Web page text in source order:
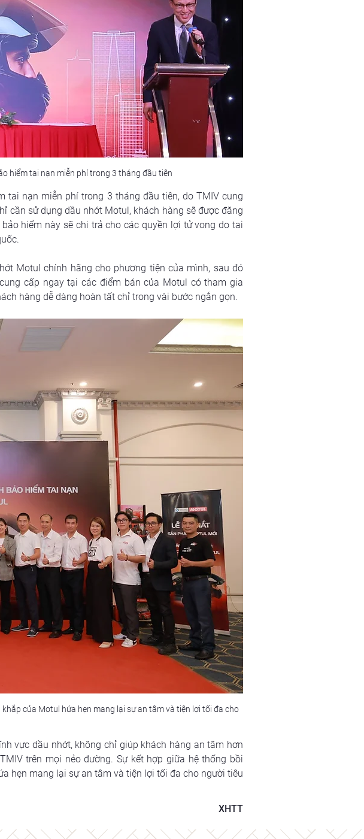
hiểm tai nạn miễn phí trong 3 tháng đầu tiên
tai nạn miễn phí trong 3 tháng đầu tiên, do TMIV cung
cần sử dụng dầu nhớt Motul, khách hàng sẽ được đăng
hiểm này sẽ chi trả cho các quyền lợi tử vong do tai
Motul chính hãng cho phương tiện của mình, sau đó
cấp ngay tại các điểm bán của Motul có tham gia
hàng dễ dàng hoàn tất chỉ trong vài bước ngắn gọn.
của Motul hứa hẹn mang lại sự an tâm và tiện lợi tối đa cho
vực dầu nhớt, không chỉ giúp khách hàng an tâm hơn
trên mọi nẻo đường. Sự kết hợp giữa hệ thống bồi
hẹn mang lại sự an tâm và tiện lợi tối đa cho người tiêu
XHTT